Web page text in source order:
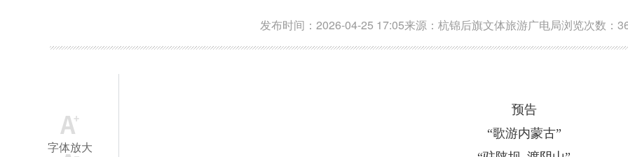
发布时间：2026-04-25 17:05来源：杭锦后旗文体旅游广电局浏览次数：
字体放大
预告
“歌游内蒙古”